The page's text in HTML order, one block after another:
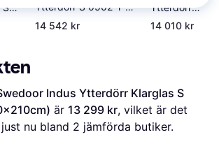
S
Ytterdörr S 0502-Y H,
V (100x210cm)
14 542 kr
Ytterdörr
Cotswoldglas
14 010 kr
Indus Ytterdörr Klarglas S
är 13 299 kr, vilket är det
nu bland 2 jämförda butiker.